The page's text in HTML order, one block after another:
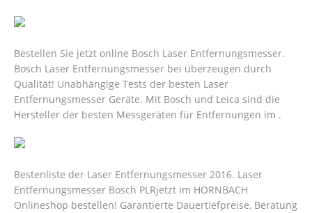
Bestellen Sie jetzt online Bosch Laser Entfernungsmesser.
Bosch Laser Entfernungsmesser bei überzeugen durch
Qualität! Unabhängige Tests der besten Laser
Entfernungsmesser Geräte. Mit Bosch und Leica sind die
Hersteller der besten Messgeräten für Entfernungen im .
Bestenliste der Laser Entfernungsmesser 2016. Laser
Entfernungsmesser Bosch PLRjetzt im HORNBACH
Onlineshop bestellen! Garantierte Dauertiefpreise, Beratung